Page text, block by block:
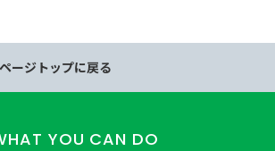
ページトップに戻る
YOU CAN DO